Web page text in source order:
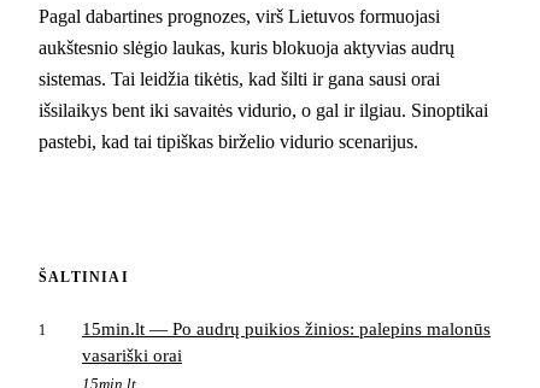
Pagal dabartines prognozes, virš Lietuvos formuojasi
aukštesnio slėgio laukas, kuris blokuoja aktyvias audrų
sistemas. Tai leidžia tikėtis, kad šilti ir gana sausi orai
išsilaikys bent iki savaitės vidurio, o gal ir ilgiau. Sinoptikai
pastebi, kad tai tipiškas birželio vidurio scenarijus.
ŠALTINIAI
1
15min.lt — Po audrų puikios žinios: palepins malonūs
vasariški orai
15min.lt